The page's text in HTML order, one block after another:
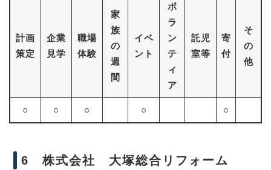
計画
策定
企業
見学
職場
体験
家
族
の
週
間
イベ
ント
ボ
ラ
ン
テ
ィ
ア
託児
室等
寄
付
そ
の
他
○ ○ ○ ○ ○
6 株式会社 大塚総合リフォーム